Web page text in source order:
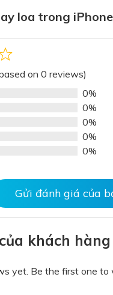
loa trong
on 0 reviews)
0%
0%
0%
0%
0%
Gửi đánh giá của
khách hàng
yet. Be the first one to